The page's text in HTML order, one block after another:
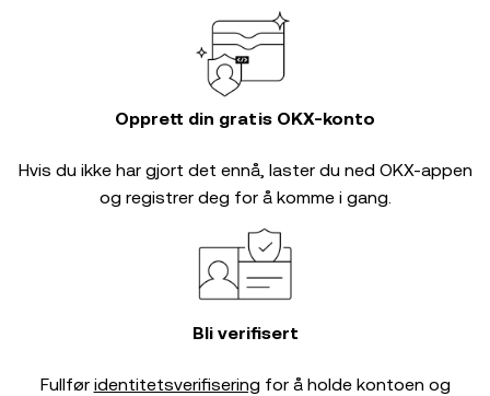
Opprett din gratis OKX-konto
Hvis du ikke har gjort det ennå, laster du ned OKX-appen
og registrer deg for å komme i gang.
Bli verifisert
Fullfør identitetsverifisering for å holde kontoen og